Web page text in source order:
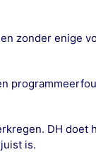
zonder enige
DH
is.